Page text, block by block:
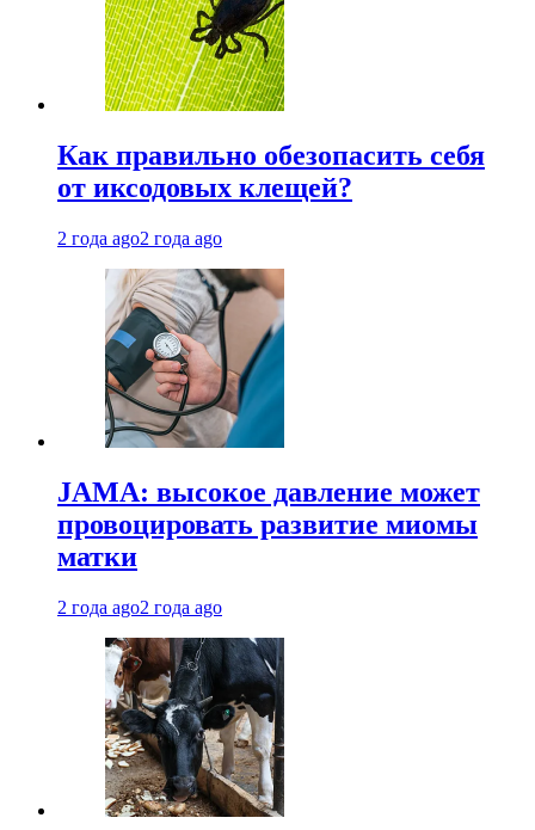
Как правильно обезопасить себя
от иксодовых клещей?
2 года ago2 года ago
JAMA: высокое давление может
провоцировать развитие миомы
матки
2 года ago2 года ago